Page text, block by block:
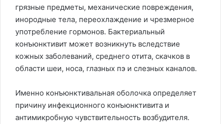
грязные предметы, механические повреждения,
инородные тела, переохлаждение и чрезмерное
употребление гормонов. Бактериальный
конъюнктивит может возникнуть вследствие
кожных заболеваний, среднего отита, скачков в
области шеи, носа, глазных пэ и слезных каналов.
Именно конъюнктивальная оболочка определяет
причину инфекционного конъюнктивита и
антимикробную чувствительность возбудителя.